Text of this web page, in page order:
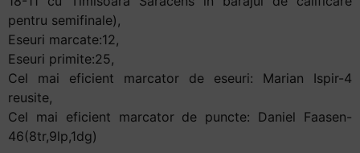
pentru semifinale),
Eseuri marcate:12,
Eseuri primite:25,
Cel mai eficient marcator de eseuri: Marian Ispir-4
reusite,
Cel mai eficient marcator de puncte: Daniel Faasen-
46(8tr,9lp,1dg)